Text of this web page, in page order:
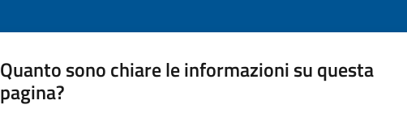
Quanto sono chiare le informazioni su questa
pagina?